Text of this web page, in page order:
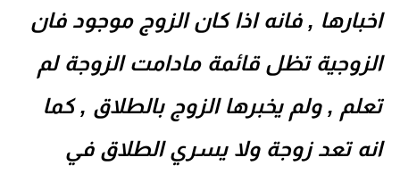
اخبارها , فانه اذا كان الزوج موجود فان
الزوجية تظل قائمة مادامت الزوجة لم
تعلم , ولم يخبرها الزوج بالطلاق , كما
انه تعد زوجة ولا يسري الطلاق في